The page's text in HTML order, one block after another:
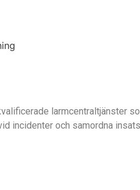
larmcentraltjänster
incidenter och samordna